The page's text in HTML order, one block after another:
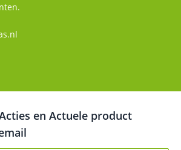
en Actuele product